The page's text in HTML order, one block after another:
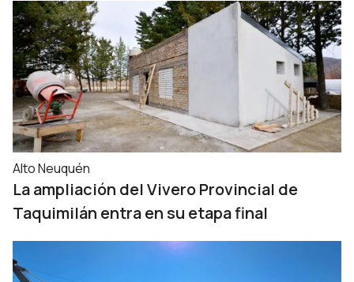
Alto Neuquén
La ampliación del Vivero Provincial de
Taquimilán entra en su etapa final